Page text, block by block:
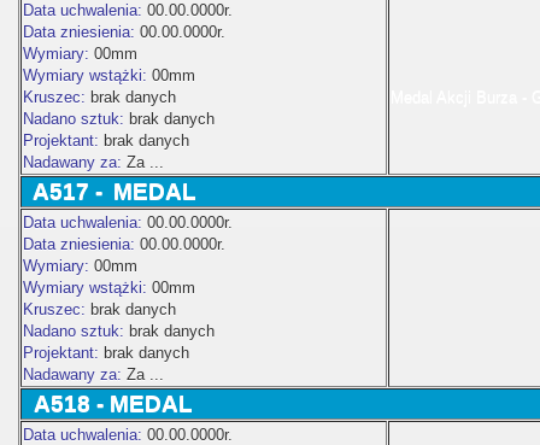
Data uchwalenia: 00.00.0000r.
Data zniesienia: 00.00.0000r.
Wymiary: 00mm
Wymiary wstążki: 00mm
Kruszec: brak danych
Nadano sztuk: brak danych
Projektant: brak danych
Nadawany za: Za ...
A517 - MEDAL
Data uchwalenia: 00.00.0000r.
Data zniesienia: 00.00.0000r.
Wymiary: 00mm
Wymiary wstążki: 00mm
Kruszec: brak danych
Nadano sztuk: brak danych
Projektant: brak danych
Nadawany za: Za ...
A518 - MEDAL
Data uchwalenia: 00.00.0000r.